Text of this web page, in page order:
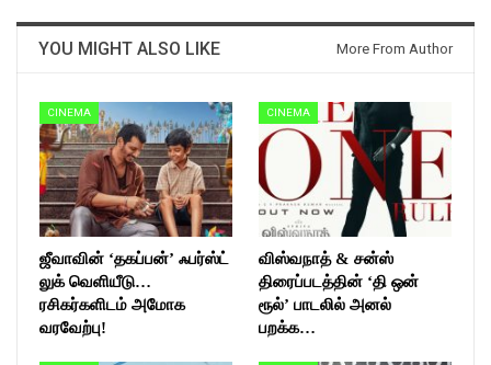
YOU MIGHT ALSO LIKE More From Author
CINEMA
ஜீவாவின் ‘தகப்பன்’ ஃபர்ஸ்ட்
லுக் வெளியீடு…
ரசிகர்களிடம் அமோக
வரவேற்பு!
CINEMA
விஸ்வநாத் & சன்ஸ்
திரைப்படத்தின் ‘தி ஒன்
ரூல்’ பாடலில் அனல்
பறக்க…